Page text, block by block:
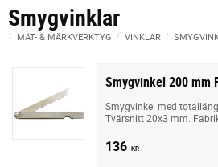
Smygvinklar
MÄT- & MÄRKVERKTYG VINKLAR
Smygvinkel 200 mm
Smygvinkel med
Tvärsnitt 20x3 mm.
136 KR